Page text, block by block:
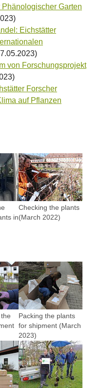
Phänologischer Garten
Eichstätter
von Forschungsprojekt
Forscher
auf Pflanzen
in
Show larger version
Checking the plants
(March 2022)
Show larger version
Packing the plants
for shipment (March
2023)
Show larger version